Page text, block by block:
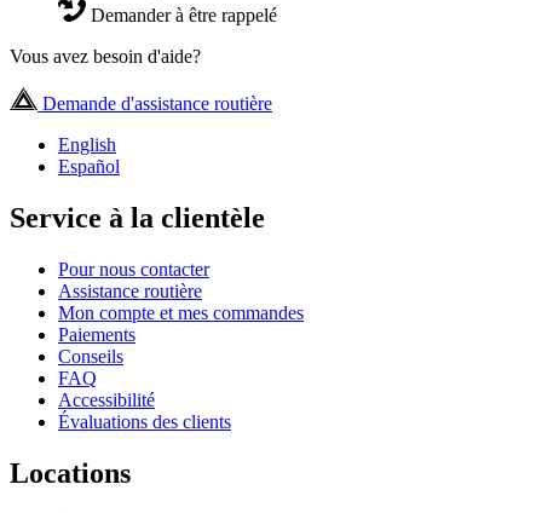
Demander à être rappelé
Vous avez besoin d'aide?
Demande d'assistance routière
English
Español
Service à la clientèle
Pour nous contacter
Assistance routière
Mon compte et mes commandes
Paiements
Conseils
FAQ
Accessibilité
Évaluations des clients
Locations